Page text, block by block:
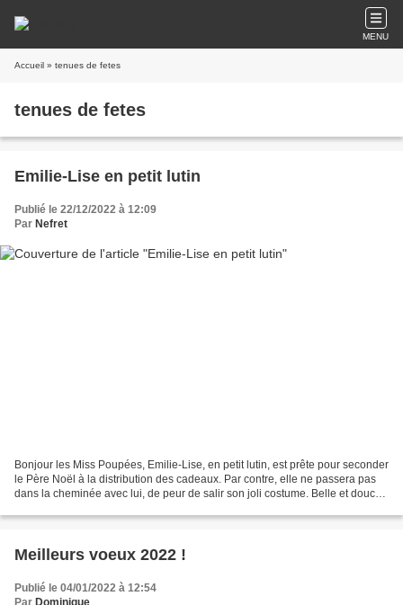
MENU
Accueil » tenues de fetes
tenues de fetes
Emilie-Lise en petit lutin
Publié le 22/12/2022 à 12:09
Par Nefret
Bonjour les Miss Poupées, Emilie-Lise, en petit lutin, est prête pour seconder
le Père Noël à la distribution des cadeaux. Par contre, elle ne passera pas
dans la cheminée avec lui, de peur de salir son joli costume. Belle et douce
Meilleurs voeux 2022 !
Publié le 04/01/2022 à 12:54
Par Dominique